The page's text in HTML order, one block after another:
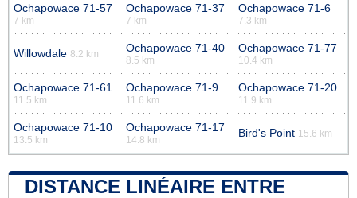
Ochapowace 71-57
7 km
Ochapowace 71-37
7 km
Ochapowace 71-6
7.3 km
Willowdale 8.2 km Ochapowace 71-40
8.5 km
Ochapowace 71-77
10.4 km
Ochapowace 71-61
11.5 km
Ochapowace 71-9
11.6 km
Ochapowace 71-20
11.9 km
Ochapowace 71-10
13.5 km
Ochapowace 71-17
14.8 km
Bird's Point 15.6 km
DISTANCE LINÉAIRE ENTRE